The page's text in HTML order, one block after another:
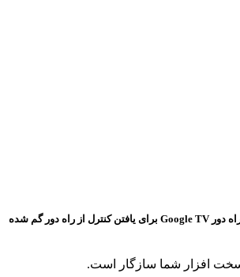
نحوه استفاده از کنترل از راه دور Google TV برای یافتن کنترل از راه دور گم شده
سخت افزار شما سازگار است.